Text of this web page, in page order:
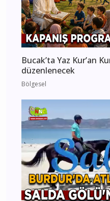
Bucak’ta Yaz Kur’an
düzenlenecek
Bölgesel